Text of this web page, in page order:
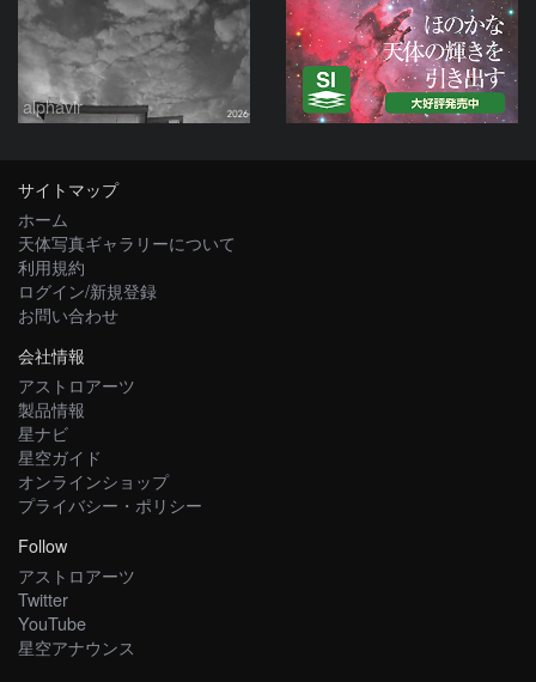
alphavir
サイトマップ
ホーム
天体写真ギャラリーについて
利用規約
ログイン/新規登録
お問い合わせ
会社情報
アストロアーツ
製品情報
星ナビ
星空ガイド
オンラインショップ
プライバシー・ポリシー
Follow
アストロアーツ
Twitter
YouTube
星空アナウンス